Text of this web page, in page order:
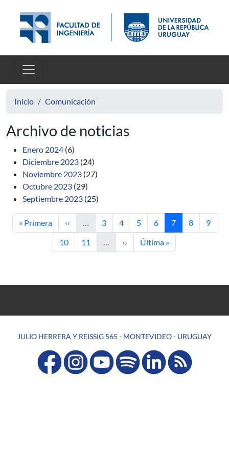
Inicio Comunicación
Archivo de noticias
Enero 2024 (6)
Diciembre 2023 (24)
Noviembre 2023 (27)
Octubre 2023 (29)
Septiembre 2023 (25)
Primera página
« Primera Página anterior
‹‹ … Página
3 Página
4 Página
5 Página
6 Página actual
7 Página
8 Página
9
Página
10 Página
11 … Siguiente página
›› Última página
Última »
JULIO HERRERA Y REISSIG 565 - MONTEVIDEO - URUGUAY